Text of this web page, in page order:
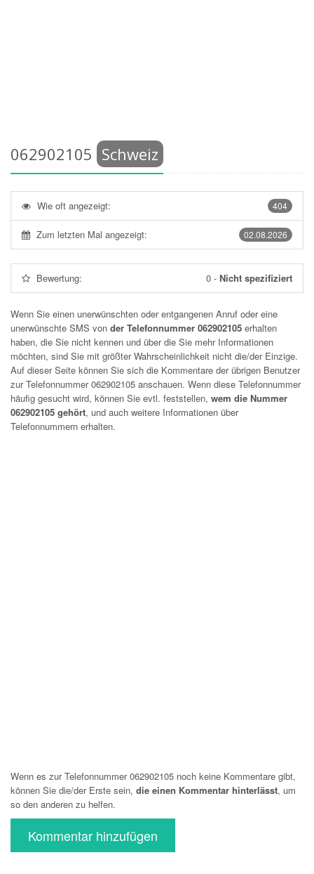
062902105 Schweiz
404
Wie oft angezeigt:
02.08.2026
Zum letzten Mal angezeigt:
Bewertung: 0 - Nicht spezifiziert
Wenn Sie einen unerwünschten oder entgangenen Anruf oder eine
unerwünschte SMS von der Telefonnummer 062902105 erhalten
haben, die Sie nicht kennen und über die Sie mehr Informationen
möchten, sind Sie mit größter Wahrscheinlichkeit nicht die/der Einzige.
Auf dieser Seite können Sie sich die Kommentare der übrigen Benutzer
zur Telefonnummer062902105 anschauen. Wenn diese Telefonnummer
häufig gesucht wird, können Sie evtl. feststellen, wem die Nummer
062902105 gehört, und auch weitere Informationen über
Telefonnummern erhalten.
Wenn es zur Telefonnummer 062902105 noch keine Kommentare gibt,
können Sie die/der Erste sein, die einen Kommentar hinterlässt, um
so den anderen zu helfen.
Kommentar hinzufügen